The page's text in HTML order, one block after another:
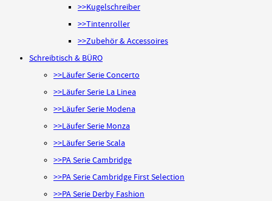
>>Kugelschreiber
>>Tintenroller
>>Zubehör & Accessoires
Schreibtisch & BÜRO
>>Läufer Serie Concerto
>>Läufer Serie La Linea
>>Läufer Serie Modena
>>Läufer Serie Monza
>>Läufer Serie Scala
>>PA Serie Cambridge
>>PA Serie Cambridge First Selection
>>PA Serie Derby Fashion